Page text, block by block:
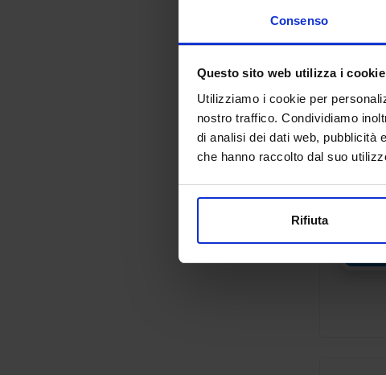
Consenso
Questo sito web utilizza i cookie
Utilizziamo i cookie per
nostro traffico. Condividiamo
di analisi dei dati web, pubblicità
che hanno raccolto dal suo
Rifiuta